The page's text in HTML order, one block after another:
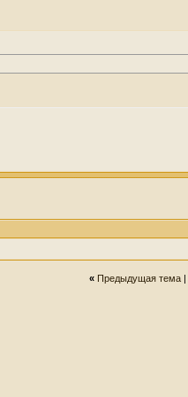
« Предыдущая тема|